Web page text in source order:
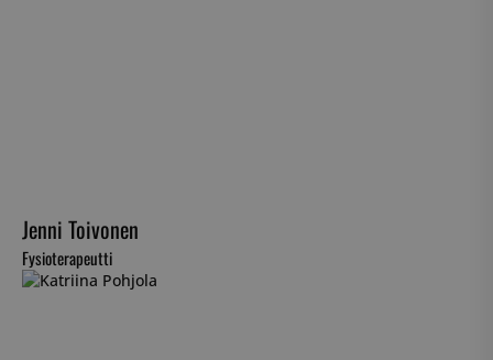
Jenni Toivonen
Fysioterapeutti